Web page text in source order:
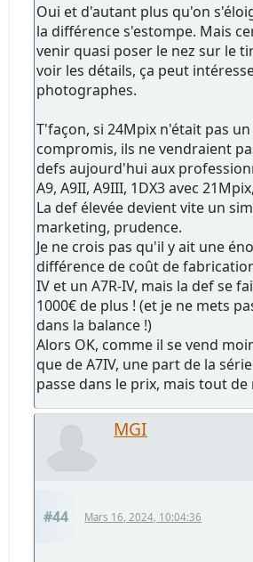
Oui et d'autant plus qu'on
la différence s'estompe. Mais
venir quasi poser le nez sur le
voir les détails, ça peut
photographes.
T'façon, si 24Mpix n'était pas
compromis, ils ne vendraient
defs aujourd'hui aux
A9, A9II, A9III, 1DX3 avec
La def élevée devient vite un
marketing, prudence.
Je ne crois pas qu'il y ait une
différence de coût de
IV et un A7R-IV, mais la def se
1000€ de plus ! (et je ne mets
dans la balance !)
Alors OK, comme il se vend
que de A7IV, une part de la
passe dans le prix, mais tout de
MGI
#44 Mars 16, 2024, 10:04:36